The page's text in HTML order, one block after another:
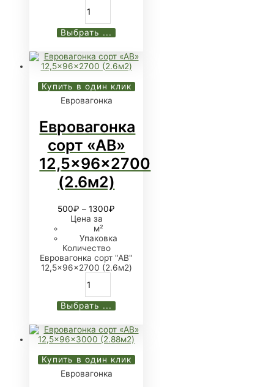
Выбрать ...
Купить в один клик
Евровагонка
Евровагонка
сорт «АB»
12,5x96x2700
(2.6м2)
500₽ – 1300₽
Цена за
м²
Упаковка
Количество
Евровагонка сорт "АB"
12,5x96x2700 (2.6м2)
Выбрать ...
Купить в один клик
Евровагонка